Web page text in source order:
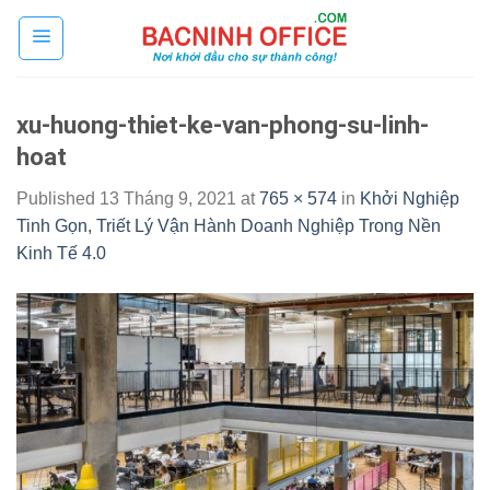
Skip
xu-huong-thiet-ke-van-phong-su-linh-
hoat
Published 13 Tháng 9, 2021 at765 × 574 in Khởi Nghiệp
Tinh Gọn, Triết Lý Vận Hành Doanh Nghiệp Trong Nền
Kinh Tế 4.0